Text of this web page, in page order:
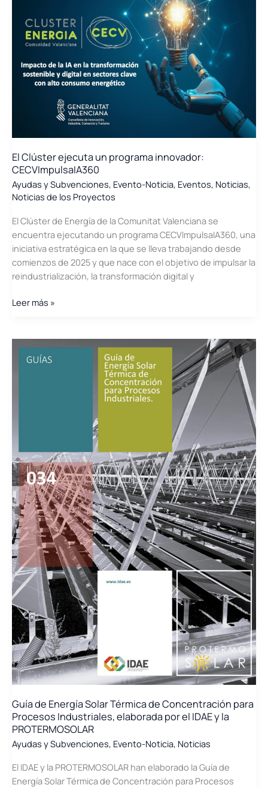
El Clúster ejecuta un programa innovador:
CECVImpulsaIA360
Ayudas y Subvenciones, Evento-Noticia, Eventos, Noticias,
Noticias de los Proyectos
El Clúster de Energía de la Comunitat Valenciana se
encuentra ejecutando un programa CECVImpulsaIA360, una
iniciativa estratégica en la que se lleva trabajando desde
comienzos de 2025 y que nace con el objetivo de impulsar la
reindustrialización, la transformación digital y
El
programa
Leer más »
Guía de Energía Solar Térmica de Concentración para
Procesos Industriales, elaborada por el IDAE y la
PROTERMOSOLAR
Ayudas y Subvenciones, Evento-Noticia, Noticias
El IDAE y la PROTERMOSOLAR han elaborado la Guía de
Energía Solar Térmica de Concentración para Procesos